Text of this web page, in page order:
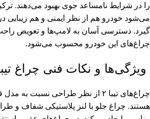
را در شرایط نامساعد جوی بهبود می‌دهند.
می‌شود خودرو هم از نظر ایمنی و هم زیبایی
گیرد. دسترسی آسان به لامپ‌ها و تعویض راحت
چراغ‌های این خودرو محسوب می‌شود.
ویژگی‌ها و نکات فنی چراغ تیبا
چراغ‌های تیبا ۲ از نظر طراحی نسبت
هستند. چراغ جلو با لنز پلاستیکی شفاف و